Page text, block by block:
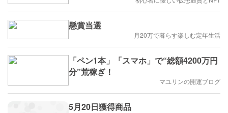
懸賞当選
月20万で暮らす楽しむ定年生活
「ペン1本」「スマホ」で“総額4200万円
分”荒稼ぎ！
マユリンの開運ブログ
5月20日獲得商品